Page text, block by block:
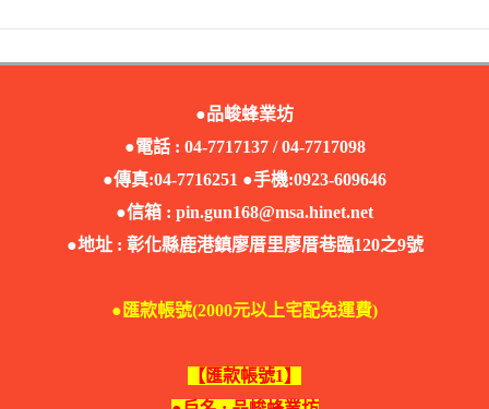
●品峻蜂業坊
●電話 : 04-7717137 / 04-7717098
●傳真:04-7716251 ●手機:0923-609646
●信箱 : pin.gun168@msa.hinet.net
●地址 : 彰化縣鹿港鎮廖厝里廖厝巷臨120之9號
●匯款帳號(2000元以上宅配免運費)
【匯款帳號1】